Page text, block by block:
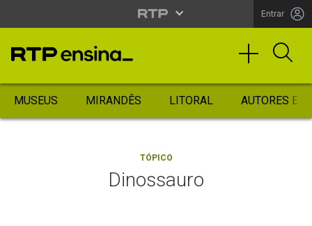
Entrar
MUSEUS MIRANDÊS LITORAL AUTORES
TÓPICO
Dinossauro